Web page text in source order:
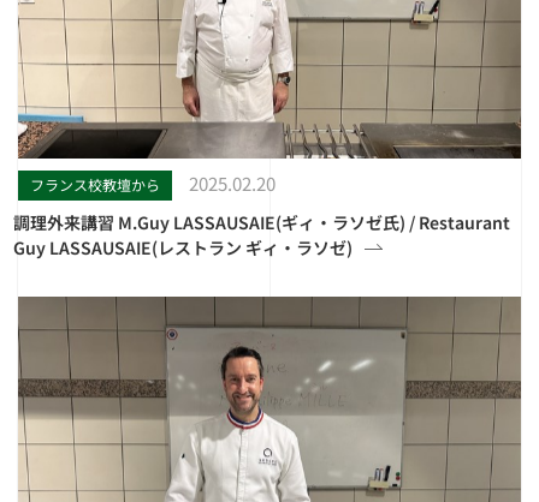
フランス校教壇から 2025.02.20
調理外来講習 M.Guy LASSAUSAIE(ギィ・ラソゼ氏) / Restaurant
Guy LASSAUSAIE(レストラン ギィ・ラソゼ)